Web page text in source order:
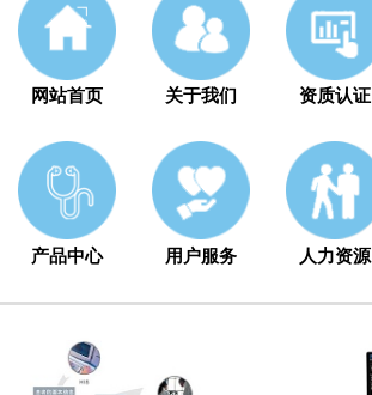
网站首页 关于我们 资质认证
产品中心 用户服务 人力资源